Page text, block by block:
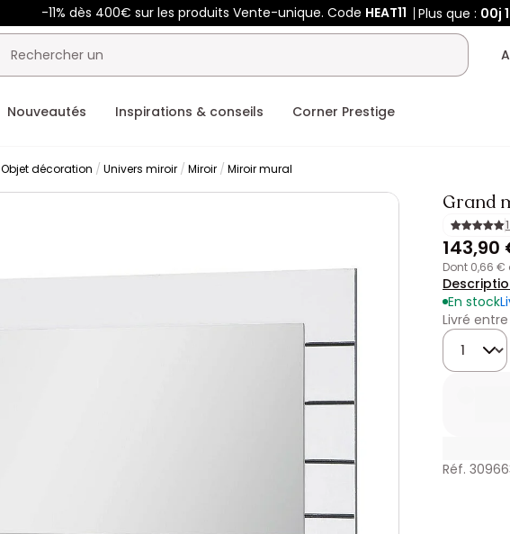
-11% dès 400€ sur les produits Vente-unique. Code HEAT11 Plus que : 00j
Nouveautés Inspirations & conseils Corner Prestige
Objet décoration Univers miroir Miroir Miroir mural
Grand
143,90
dont 0,66
En stock
Livré
Quantité
Réf.